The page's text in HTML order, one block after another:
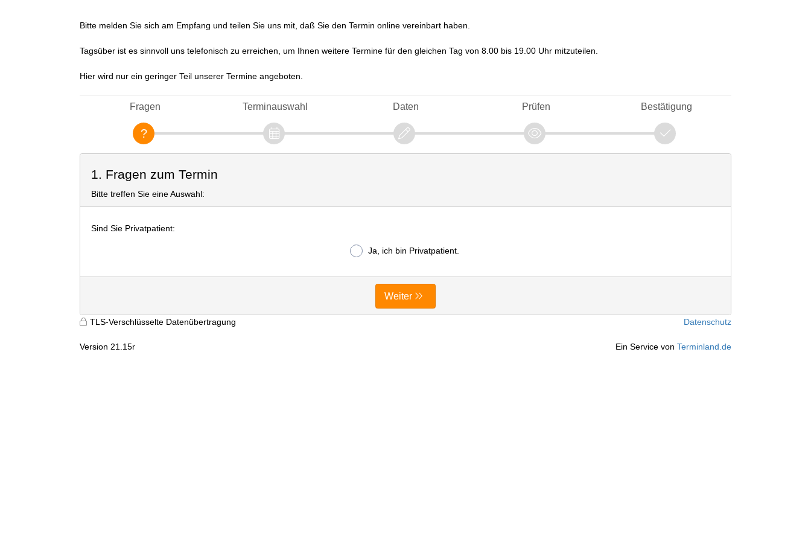
Bitte melden Sie sich am Empfang und teilen Sie uns mit, daß Sie den Termin online vereinbart haben.
Tagsüber ist es sinnvoll uns telefonisch zu erreichen, um Ihnen weitere Termine für den gleichen Tag von 8.00 bis 19.00 Uhr mitzuteilen.
Hier wird nur ein geringer Teil unserer Termine angeboten.
Fragen Terminauswahl Daten Prüfen Bestätigung
1. Fragen zum Termin
Bitte treffen Sie eine Auswahl:
Sind Sie Privatpatient:
Ja, ich bin Privatpatient.
Weiter
TLS-Verschlüsselte Datenübertragung Datenschutz
Version 21.15r Ein Service von Terminland.de